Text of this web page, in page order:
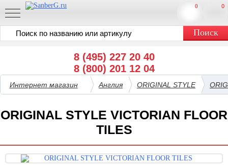
8 (495) 227 20 40
8 (800) 201 12 04
0
0
Интернет магазин Англия ORIGINAL STYLE
ORIGINAL STYLE VICTORIAN FLOOR
TILES